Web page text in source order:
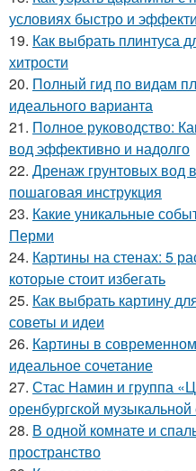
условиях быстро и
19. Как выбрать плинтуса
хитрости
20. Полный гид по видам
идеального варианта
21. Полное руководство:
вод эффективно и надолго
22. Дренаж грунтовых вод
пошаговая инструкция
23. Какие уникальные
Перми
24. Картины на стенах: 5
которые стоит избегать
25. Как выбрать картину
советы и идеи
26. Картины в
идеальное сочетание
27. Стас Намин и группа
оренбургской
28. В одной комнате и
пространство